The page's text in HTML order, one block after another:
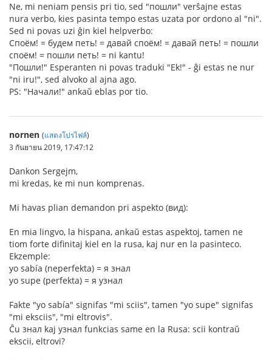
Ne, mi neniam pensis pri tio, sed "пошли" verŝajne estas
nura verbo, kies pasinta tempo estas uzata por ordono al "ni".
Sed ni povas uzi ĝin kiel helpverbo:
Споём! = будем петь! = давай споём! = давай петь! = пошли
споём! = пошли петь! = ni kantu!
"Пошли!" Esperanten ni povas traduki "Ek!" - ĝi estas ne nur
"ni iru!", sed alvoko al ajna ago.
PS: "Начали!" ankaŭ eblas por tio.
nornen (แสดงโปรไฟล์)
3 กันยายน 2019, 17:47:12
Dankon Sergejm,
mi kredas, ke mi nun komprenas.
Mi havas plian demandon pri aspekto (вид):
En mia lingvo, la hispana, ankaŭ estas aspektoj, tamen ne
tiom forte difinitaj kiel en la rusa, kaj nur en la pasinteco.
Ekzemple:
yo sabía (neperfekta) = я знал
yo supe (perfekta) = я узнал
Fakte "yo sabía" signifas "mi sciis", tamen "yo supe" signifas
"mi eksciis", "mi eltrovis".
Ĉu знал kaj узнал funkcias same en la Rusa: scii kontraŭ
ekscii, eltrovi?